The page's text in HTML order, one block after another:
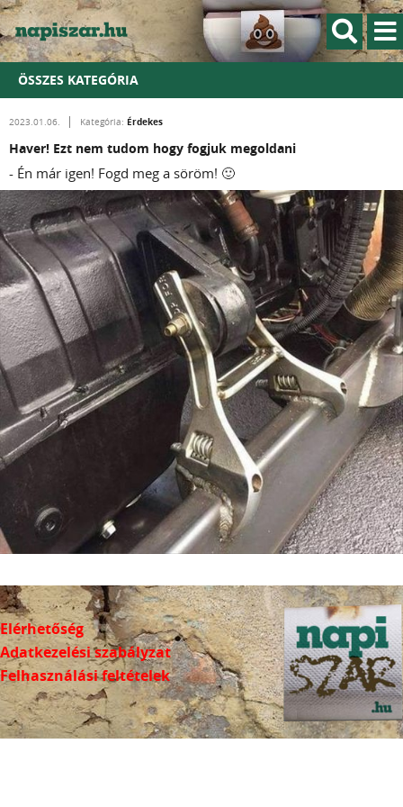
ÖSSZES KATEGÓRIA
2023.01.06. Kategória: Érdekes
Haver! Ezt nem tudom hogy fogjuk megoldani
- Én már igen! Fogd meg a söröm! 🙂
Elérhetőség
Adatkezelési szabályzat
Felhasználási feltételek